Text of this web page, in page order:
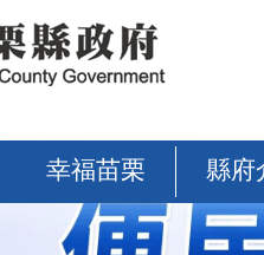
幸福苗栗 縣府